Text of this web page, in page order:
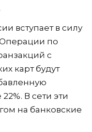
вступает в силу
по
с
карт будут
В сети эти
на банковские